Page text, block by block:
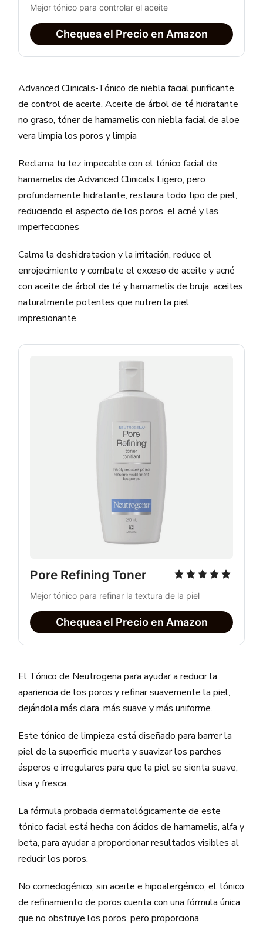
Mejor tónico para controlar el aceite
Chequea el Precio en Amazon
Advanced Clinicals-Tónico de niebla facial purificante
de control de aceite. Aceite de árbol de té hidratante
no graso, tóner de hamamelis con niebla facial de aloe
vera limpia los poros y limpia
Reclama tu tez impecable con el tónico facial de
hamamelis de Advanced Clinicals Ligero, pero
profundamente hidratante, restaura todo tipo de piel,
reduciendo el aspecto de los poros, el acné y las
imperfecciones
Calma la deshidratacion y la irritación, reduce el
enrojecimiento y combate el exceso de aceite y acné
con aceite de árbol de té y hamamelis de bruja: aceites
naturalmente potentes que nutren la piel
impresionante.
Pore Refining Toner
Mejor tónico para refinar la textura de la piel
Chequea el Precio en Amazon
El Tónico de Neutrogena para ayudar a reducir la
apariencia de los poros y refinar suavemente la piel,
dejándola más clara, más suave y más uniforme.
Este tónico de limpieza está diseñado para barrer la
piel de la superficie muerta y suavizar los parches
ásperos e irregulares para que la piel se sienta suave,
lisa y fresca.
La fórmula probada dermatológicamente de este
tónico facial está hecha con ácidos de hamamelis, alfa y
beta, para ayudar a proporcionar resultados visibles al
reducir los poros.
No comedogénico, sin aceite e hipoalergénico, el tónico
de refinamiento de poros cuenta con una fórmula única
que no obstruye los poros, pero proporciona